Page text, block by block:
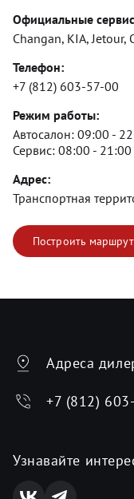
Официальные
Changan, KIA, Jetour,
Телефон:
+7 (812) 603-57-00
Режим работы:
Автосалон: 09:00 -
Сервис: 08:00 - 21:00
Адрес:
Транспортная
Построить маршрут
Адреса
+7 (812)
Узнавайте